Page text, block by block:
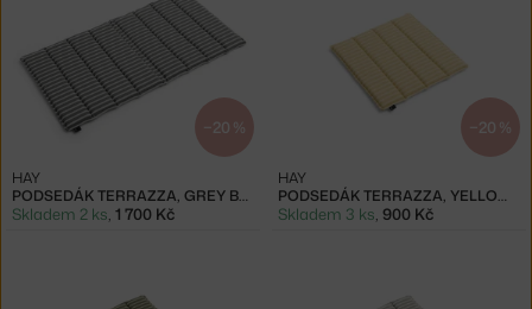
−20 %
PODSEDÁK TERRAZZA, GREY BOLD STRIPE
HAY
Skladem 2 ks, 1 700 Kč
−20 %
PODSEDÁK TERRAZZA, YELLOW BOLD STRIPE
HAY
Skladem 3 ks, 900 Kč